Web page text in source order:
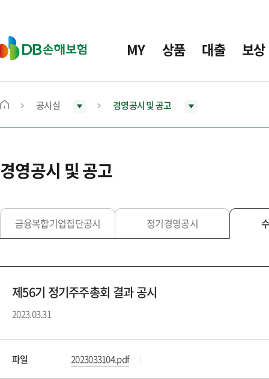
D
B
보
MY 상품 대출 보상
메
으
로
동
공시실 경영공시 및 공고
경영공시 및 공고
금융복합기업집단공시 정기경영공시
제56기 정기주주총회 결과 공시
2023.03.31
파일 2023033104.pdf